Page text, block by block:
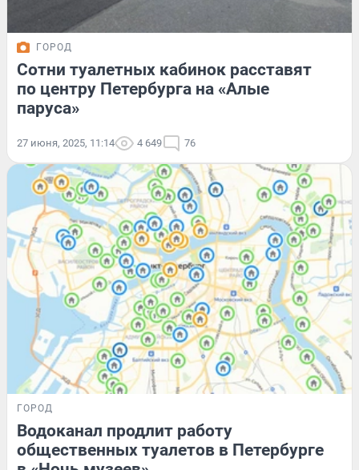
ГОРОД
Сотни туалетных кабинок расставят
по центру Петербурга на «Алые
паруса»
27 июня, 2025, 11:14 4 649 76
ГОРОД
Водоканал продлит работу
общественных туалетов в Петербурге